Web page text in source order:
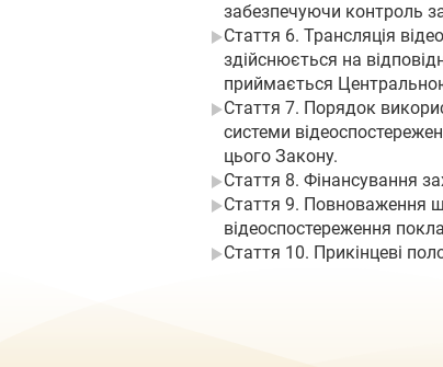
забезпечуючи контроль
Стаття 6. Трансляція
здійснюється на
приймається
Стаття 7. Порядок
системи
цього Закону.
Стаття 8. Фінансування
Стаття 9. Повноваження
відеоспостереження
Стаття 10. Прикінцеві